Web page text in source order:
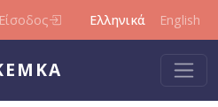
Είσοδος Ελληνικά English